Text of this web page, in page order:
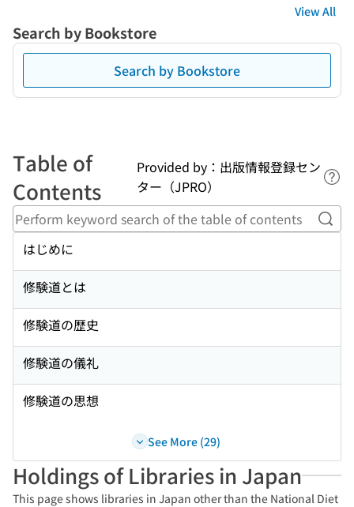
View All
Search by Bookstore
Search by Bookstore
Table of
Contents
Provided by：出版情報登録セン
ター（JPRO）
はじめに
修験道とは
修験道の歴史
修験道の儀礼
修験道の思想
See More (29)
Holdings of Libraries in Japan
This page shows libraries in Japan other than the National Diet